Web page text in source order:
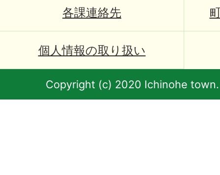
各課連絡先
個人情報の取り扱い
Copyright (c) 2020 Ichinohe